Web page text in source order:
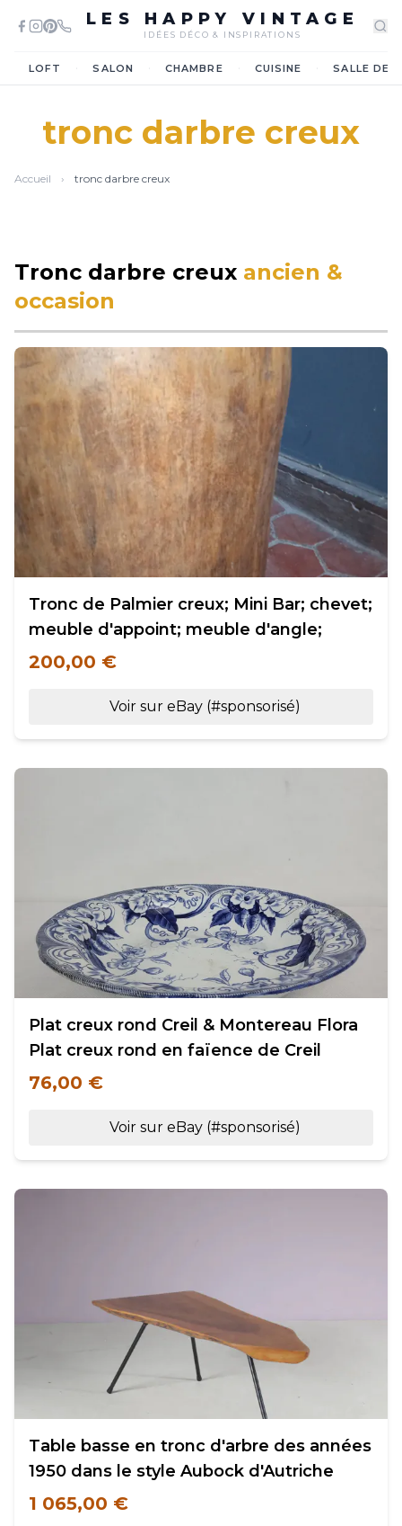
LES HAPPY VINTAGE
IDÉES DÉCO & INSPIRATIONS
LOFT SALON CHAMBRE CUISINE SALLE DE
tronc darbre creux
Accueil › tronc darbre creux
Tronc darbre creux ancien &
occasion
Tronc de Palmier creux; Mini Bar; chevet;
meuble d'appoint; meuble d'angle;
200,00 €
Voir sur eBay (#sponsorisé)
Plat creux rond Creil & Montereau Flora
Plat creux rond en faïence de Creil
76,00 €
Voir sur eBay (#sponsorisé)
Table basse en tronc d'arbre des années
1950 dans le style Aubock d'Autriche
1 065,00 €